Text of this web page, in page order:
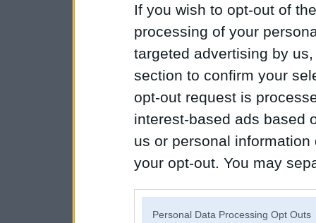
If you wish to opt-out of
processing of your
targeted advertising by
section to confirm your
opt-out request is
interest-based ads based
us or personal
your opt-out. You may
Personal Data Processing Opt Outs